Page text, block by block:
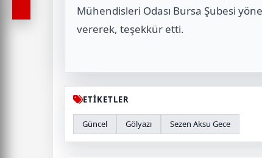
Mühendisleri Odası Bursa Şubesi
vererek, teşekkür etti.
ETİKETLER
Güncel Gölyazı Sezen Aksu Gece